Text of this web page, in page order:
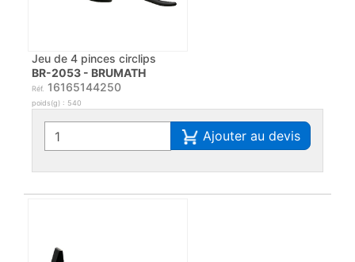
Jeu de 4 pinces circlips
BR-2053 - BRUMATH
Réf. 16165144250
poids(g) : 540
Ajouter au devis